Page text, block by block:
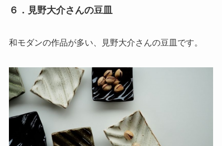
６．見野大介さんの豆皿
和モダンの作品が多い、見野大介さんの豆皿です。